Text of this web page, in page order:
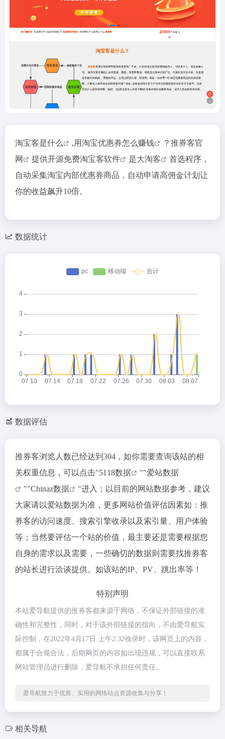
淘宝客是什么 ,用淘宝优惠券怎么赚钱 ？ 推券客官
网
提供开源免费淘宝客软件 是大淘客
首选程序，
自动采集淘宝内部优惠券商品，自动申请高佣金计划让
你的收益飙升10倍。
数据统计
数据评估
推券客浏览人数已经达到304，如你需要查询该站的相
关权重信息，可以点击"5118数据 ""爱站数据
""Chinaz数据
"进入；以目前的网站数据参考，建议
大家请以爱站数据为准，更多网站价值评估因素如：推
券客的访问速度、搜索引擎收录以及索引量、用户体验
等；当然要评估一个站的价值，最主要还是需要根据您
自身的需求以及需要，一些确切的数据则需要找推券客
的站长进行洽谈提供。如该站的IP、PV、跳出率等！
特别声明
本站爱导航提供的推券客都来源于网络，不保证外部链接的准
确性和完整性，同时，对于该外部链接的指向，不由爱导航实
际控制，在2022年4月17日 上午2:32收录时，该网页上的内容，
都属于合规合法，后期网页的内容如出现违规，可以直接联系
网站管理员进行删除，爱导航不承担任何责任。
爱导航致力于优质、实用的网络站点资源收集与分享！
相关导航